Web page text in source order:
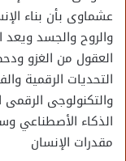
عشماوى بأن بناء
والروح والجسد ويعد
العقول من الغزو
التحديات الرقمية
والتكنولوجى
الذكاء الأصطناعي
مقدرات الإنسان